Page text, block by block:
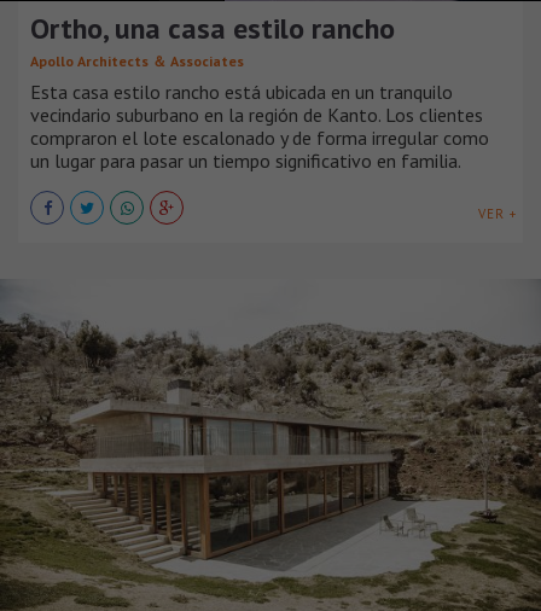
Ortho, una casa estilo rancho
Apollo Architects ＆ Associates
Esta casa estilo rancho está ubicada en un tranquilo
vecindario suburbano en la región de Kanto. Los clientes
compraron el lote escalonado y de forma irregular como
un lugar para pasar un tiempo significativo en familia.
VER +